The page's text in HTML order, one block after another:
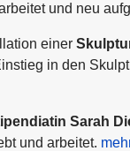
und neu
einer
in den
Sarah
und arbeitet.